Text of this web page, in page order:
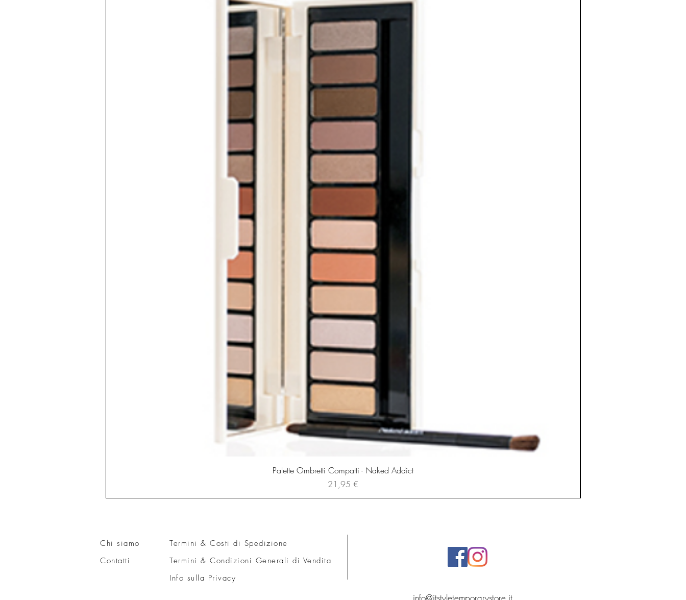
Palette Ombretti Compatti - Naked Addict
Prezzo
21,95 €
Chi siamo
Contatti
Termini & Costi di Spedizione
Termini & Condizioni Generali di Vendita
Info sulla Privacy